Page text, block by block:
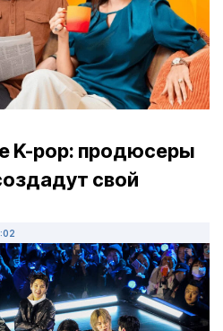
K-pop: продюсеры
свой